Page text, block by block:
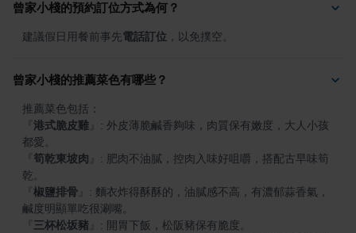
曾家小棧的預約訂位方式為何？
建議假日用餐前事先電話訂位 ，以免撲空。
曾家小棧的推薦菜色有哪些？
港式脆皮雞
: 外皮薄脆鹹香夠味，肉質保有嫩度，大人小孩
筍乾東坡肉
: 肥肉不油膩，控肉入味好咀嚼，搭配古早味筍
椒鹽排骨
: 麵衣炸得酥酥的，油膩感不高，有濃郁蒜香氣，
三杯松坂豬